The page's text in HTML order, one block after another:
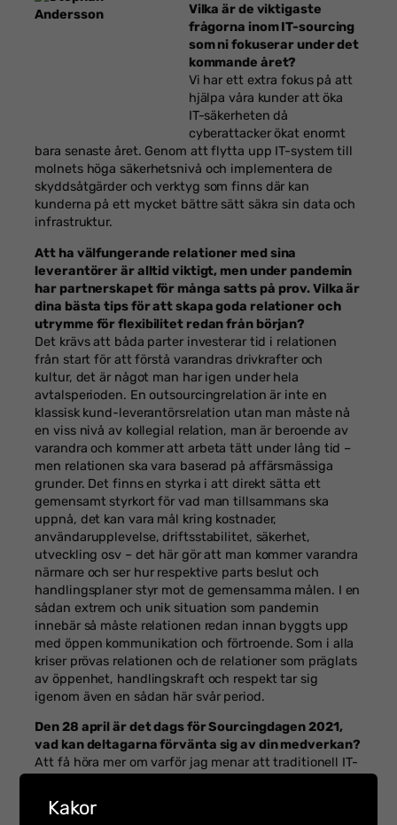
Vilka är de viktigaste
frågorna inom IT-sourcing
som ni fokuserar under det
kommande året?
Vi har ett extra fokus på att
hjälpa våra kunder att öka
IT-säkerheten då
cyberattacker ökat enormt
bara senaste året. Genom att flytta upp IT-system till
molnets höga säkerhetsnivå och implementera de
skyddsåtgärder och verktyg som finns där kan
kunderna på ett mycket bättre sätt säkra sin data och
infrastruktur.
Att ha välfungerande relationer med sina
leverantörer är alltid viktigt, men under pandemin
har partnerskapet för många satts på prov. Vilka är
dina bästa tips för att skapa goda relationer och
utrymme för flexibilitet redan från början?
Det krävs att båda parter investerar tid i relationen
från start för att förstå varandras drivkrafter och
kultur, det är något man har igen under hela
avtalsperioden. En outsourcingrelation är inte en
klassisk kund-leverantörsrelation utan man måste nå
en viss nivå av kollegial relation, man är beroende av
varandra och kommer att arbeta tätt under lång tid –
men relationen ska vara baserad på affärsmässiga
grunder. Det finns en styrka i att direkt sätta ett
gemensamt styrkort för vad man tillsammans ska
uppnå, det kan vara mål kring kostnader,
användarupplevelse, driftsstabilitet, säkerhet,
utveckling osv – det här gör att man kommer varandra
närmare och ser hur respektive parts beslut och
handlingsplaner styr mot de gemensamma målen. I en
sådan extrem och unik situation som pandemin
innebär så måste relationen redan innan byggts upp
med öppen kommunikation och förtroende. Som i alla
kriser prövas relationen och de relationer som präglats
av öppenhet, handlingskraft och respekt tar sig
igenom även en sådan här svår period.
Den 28 april är det dags för Sourcingdagen 2021,
vad kan deltagarna förvänta sig av din medverkan?
Att få höra mer om varför jag menar att traditionell IT-
det är dags att lämna markens digitala lapptäcke.
mer om Sourcingdagen och boka din plats här!
Kakor